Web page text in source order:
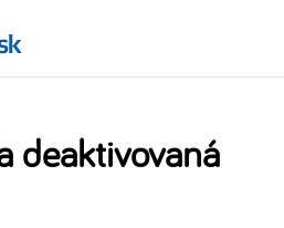
deaktivovaná